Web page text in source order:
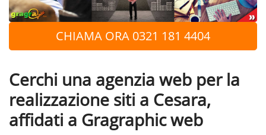
CHIAMA ORA 0321 181 4404
Cerchi una agenzia web per la
realizzazione siti a Cesara,
affidati a Gragraphic web